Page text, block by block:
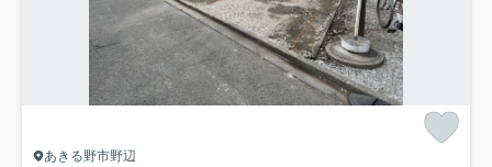
あきる野市野辺